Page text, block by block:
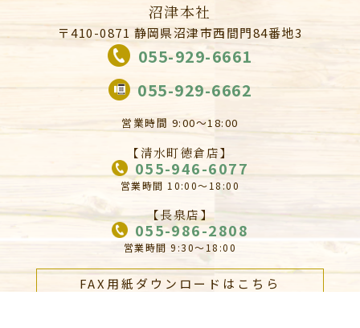
沼津本社
〒410-0871 静岡県沼津市西間門84番地3
055-929-6661
055-929-6662
営業時間 9:00～18:00
【清水町徳倉店】
055-946-6077
営業時間 10:00～18:00
【長泉店】
055-986-2808
営業時間 9:30～18:00
FAX用紙ダウンロードはこちら